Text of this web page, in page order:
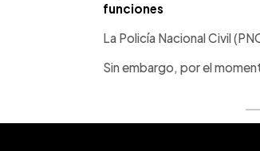
funciones
La Policía Nacional Civil
Sin embargo, por el